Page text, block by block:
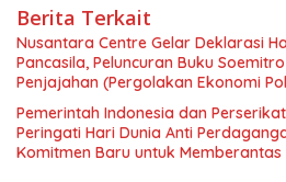
Berita Terkait
Nusantara Centre Gelar Deklarasi
Pancasila, Peluncuran Buku
Penjajahan (Pergolakan Ekonomi
Nasional dan Kesejahteraan Sosial
Menuju Indonesia Emas 2045”,
Pemerintah Indonesia dan
Peringati Hari Dunia Anti
Komitmen Baru untuk